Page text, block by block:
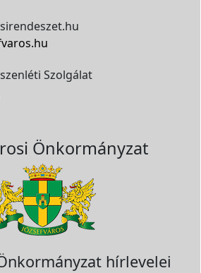
Szolgálat
Önkormányzat
hírlevelei